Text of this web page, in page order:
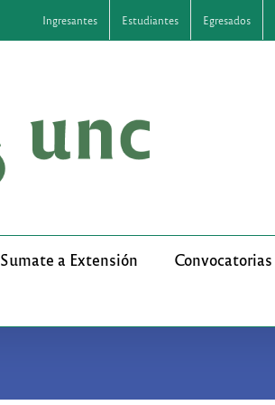
Ingresantes Estudiantes Egresados
Sumate a Extensión Convocatorias